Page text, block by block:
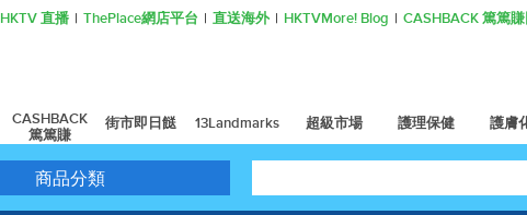
HKTV 直播 ThePlace網店平台 直送海外 HKTVMore! Blog CASHBACK 篤篤賺
CASHBACK
篤篤賺
街市即日餸 13Landmarks 超級市場 護理保健 護膚
商品分類